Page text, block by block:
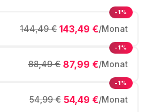
143,49 €/Monat
144,49 €
-1%
87,99 €/Monat
88,49 €
-1%
54,49 €/Monat
54,99 €
-1%